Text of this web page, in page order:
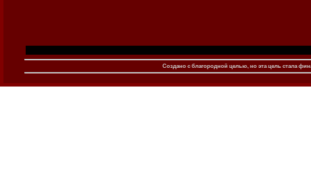
Создано c благородной целью, но эта цель стала